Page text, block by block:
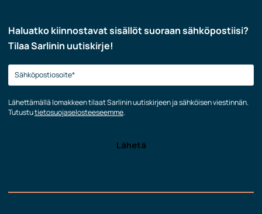
Haluatko kiinnostavat sisällöt suoraan sähköpostiisi?
Tilaa Sarlinin uutiskirje!
Lähettämällä lomakkeen tilaat Sarlinin uutiskirjeen ja sähköisen viestinnän.
Tutustutietosuojaselosteeseemme.